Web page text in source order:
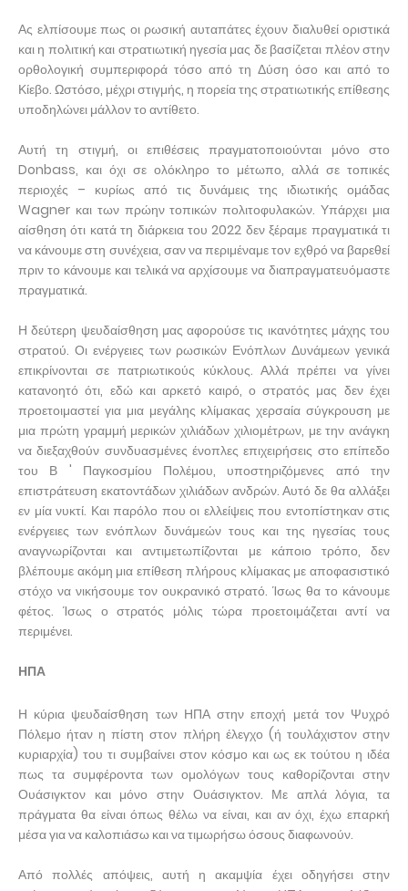
Ας ελπίσουμε πως οι ρωσική αυταπάτες έχουν διαλυθεί οριστικά
και η πολιτική και στρατιωτική ηγεσία μας δε βασίζεται πλέον στην
ορθολογική συμπεριφορά τόσο από τη Δύση όσο και από το
Κίεβο. Ωστόσο, μέχρι στιγμής, η πορεία της στρατιωτικής επίθεσης
υποδηλώνει μάλλον το αντίθετο.
Αυτή τη στιγμή, οι επιθέσεις πραγματοποιούνται μόνο στο
Donbass, και όχι σε ολόκληρο το μέτωπο, αλλά σε τοπικές
περιοχές – κυρίως από τις δυνάμεις της ιδιωτικής ομάδας
Wagner και των πρώην τοπικών πολιτοφυλακών. Υπάρχει μια
αίσθηση ότι κατά τη διάρκεια του 2022 δεν ξέραμε πραγματικά τι
να κάνουμε στη συνέχεια, σαν να περιμέναμε τον εχθρό να βαρεθεί
πριν το κάνουμε και τελικά να αρχίσουμε να διαπραγματευόμαστε
πραγματικά.
Η δεύτερη ψευδαίσθηση μας αφορούσε τις ικανότητες μάχης του
στρατού. Οι ενέργειες των ρωσικών Ενόπλων Δυνάμεων γενικά
επικρίνονται σε πατριωτικούς κύκλους. Αλλά πρέπει να γίνει
κατανοητό ότι, εδώ και αρκετό καιρό, ο στρατός μας δεν έχει
προετοιμαστεί για μια μεγάλης κλίμακας χερσαία σύγκρουση με
μια πρώτη γραμμή μερικών χιλιάδων χιλιομέτρων, με την ανάγκη
να διεξαχθούν συνδυασμένες ένοπλες επιχειρήσεις στο επίπεδο
του Β ' Παγκοσμίου Πολέμου, υποστηριζόμενες από την
επιστράτευση εκατοντάδων χιλιάδων ανδρών. Αυτό δε θα αλλάξει
εν μία νυκτί. Και παρόλο που οι ελλείψεις που εντοπίστηκαν στις
ενέργειες των ενόπλων δυνάμεών τους και της ηγεσίας τους
αναγνωρίζονται και αντιμετωπίζονται με κάποιο τρόπο, δεν
βλέπουμε ακόμη μια επίθεση πλήρους κλίμακας με αποφασιστικό
στόχο να νικήσουμε τον ουκρανικό στρατό. Ίσως θα το κάνουμε
φέτος. Ίσως ο στρατός μόλις τώρα προετοιμάζεται αντί να
περιμένει.
ΗΠΑ
Η κύρια ψευδαίσθηση των ΗΠΑ στην εποχή μετά τον Ψυχρό
Πόλεμο ήταν η πίστη στον πλήρη έλεγχο (ή τουλάχιστον στην
κυριαρχία) του τι συμβαίνει στον κόσμο και ως εκ τούτου η ιδέα
πως τα συμφέροντα των ομολόγων τους καθορίζονται στην
Ουάσιγκτον και μόνο στην Ουάσιγκτον. Με απλά λόγια, τα
πράγματα θα είναι όπως θέλω να είναι, και αν όχι, έχω επαρκή
μέσα για να καλοπιάσω και να τιμωρήσω όσους διαφωνούν.
Από πολλές απόψεις, αυτή η ακαμψία έχει οδηγήσει στην